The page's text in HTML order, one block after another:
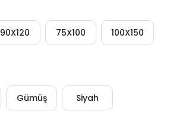
90X120 75X100 100X150
Gümüş Siyah